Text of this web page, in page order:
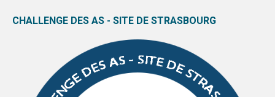
CHALLENGE DES AS - SITE DE STRASBOURG